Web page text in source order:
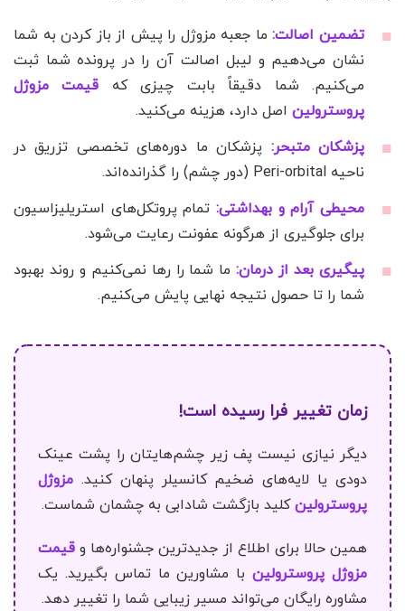
تضمین اصالت:ما جعبه مزوژل را پیش از باز کردن به شما
نشان می‌دهیم و لیبل اصالت آن را در پرونده شما ثبت
می‌کنیم. شما دقیقاً بابت چیزی که قیمت مزوژل
پروسترولین اصل دارد، هزینه می‌کنید.
پزشکان متبحر: پزشکان ما دوره‌های تخصصی تزریق در
ناحیه Peri-orbital (دور چشم) را گذرانده‌اند.
محیطی آرام و بهداشتی: تمام پروتکل‌های استریلیزاسیون
برای جلوگیری از هرگونه عفونت رعایت می‌شود.
پیگیری بعد از درمان:ما شما را رها نمی‌کنیم و روند بهبود
شما را تا حصول نتیجه نهایی پایش می‌کنیم.
زمان تغییر فرا رسیده است!
دیگر نیازی نیست پف زیر چشم‌هایتان را پشت عینک
دودی یا لایه‌های ضخیم کانسیلر پنهان کنید. مزوژل
پروسترولینکلید بازگشت شادابی به چشمان شماست.
همین حالا برای اطلاع از جدیدترین جشنواره‌ها و قیمت
مزوژل پروسترولینبا مشاورین ما تماس بگیرید. یک
مشاوره رایگان می‌تواند مسیر زیبایی شما را تغییر دهد.